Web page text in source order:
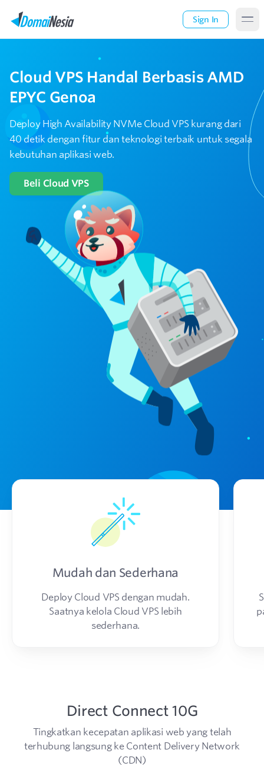
Sign In
Cloud VPS Handal Berbasis AMD
EPYC Genoa
Deploy High Availability NVMe Cloud VPS kurang dari
40 detik dengan fitur dan teknologi terbaik untuk segala
kebutuhan aplikasi web.
Beli Cloud VPS
Mudah dan Sederhana
Deploy Cloud VPS dengan mudah.
Saatnya kelola Cloud VPS lebih
sederhana.
Direct Connect 10G
Tingkatkan kecepatan aplikasi web yang telah
terhubung langsung ke Content Delivery Network
(CDN)